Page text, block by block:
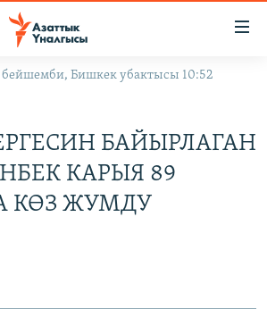
Бишкек убактысы 10:52
БАЙЫРЛАГАН
КАРЫЯ 89
ЖУМДУ